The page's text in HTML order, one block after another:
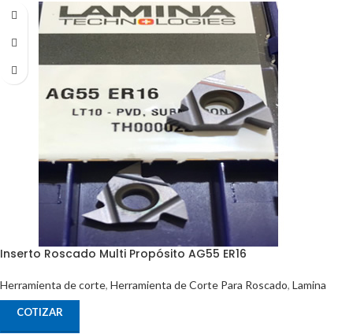
Inserto Roscado Multi Propósito AG55 ER16
Herramienta de corte, Herramienta de Corte Para Roscado, Lamina
COTIZAR